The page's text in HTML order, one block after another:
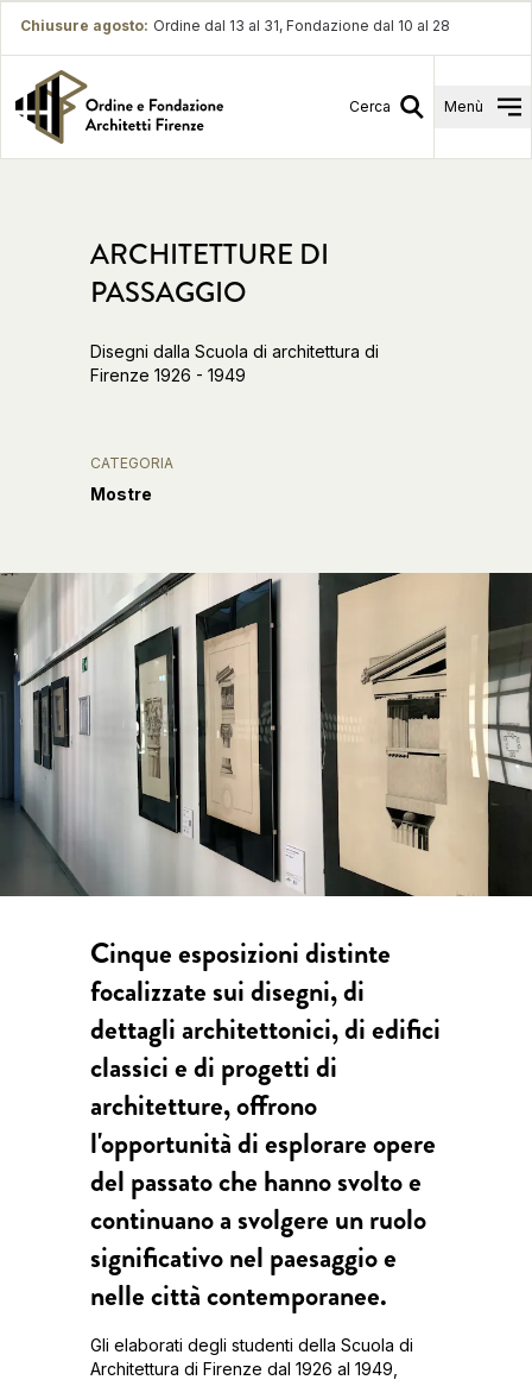
Chiusure agosto: Ordine dal 13 al 31, Fondazione dal 10 al 28
Cerca Menù
ARCHITETTURE DI
PASSAGGIO
Disegni dalla Scuola di architettura di
Firenze 1926 - 1949
CATEGORIA
Mostre
Cinque esposizioni distinte
focalizzate sui disegni, di
dettagli architettonici, di edifici
classici e di progetti di
architetture, offrono
l'opportunità di esplorare opere
del passato che hanno svolto e
continuano a svolgere un ruolo
significativo nel paesaggio e
nelle città contemporanee.
Gli elaborati degli studenti della Scuola di
Architettura di Firenze dal 1926 al 1949,